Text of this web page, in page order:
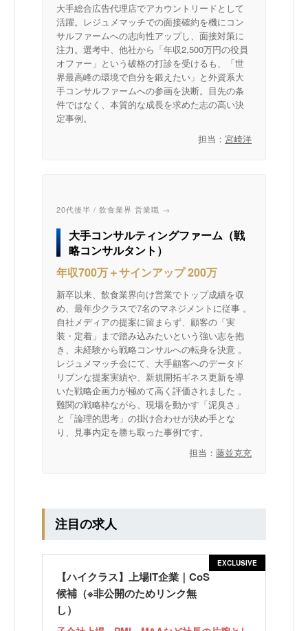
大手総合広告代理店でアカウントリードとして
活躍。レジュメマッチでの面接確約を機にコン
サルファームへの志向性アップし、面接対策に
注力。選考中、他社から「年収2,500万円の役員
オファー」という破格の打診を受けるも、「世
界最高峰の環境で自分を鍛えたい」と外資系大
手コンサルファームへの参画を決断。目先の条
件ではなく、本質的な成長を求めた志の高い決
定事例。
担当： 宮崎洋
20代後半 / 飲食業界 営業職 →
大手コンサルティングファーム（戦
略コンサルタント）
年収700万＋サインアップ 200万
新卒以来、飲食業界向け営業でトップ成績を収
め、最年少クラスで7名のマネジメントに従事 。
自社メディアの提案に留まらず、顧客の「実
装・定着」まで踏み込みたいという強い志を抱
き、未経験から戦略コンサルへの転身を決意 。
レジュメマッチ会にて、大手顧客へのデータド
リブンな提案実績や、新規開拓ギネス更新を導
いた戦略企画力が極めて高く評価されました 。
難関の戦略枠ながら、現場を動かす「泥臭さ」
と「論理的思考」の掛け合わせが決め手とな
り、見事内定を勝ち取った事例です。
担当： 藤並克充
注目の求人
EXCLUSIVE
【ハイクラス】上場IT企業｜CoS
候補（※非公開のためリンク無
し）